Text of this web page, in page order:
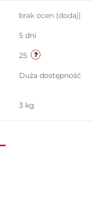
brak ocen (dodaj)
5 dni
25
Duża dostępność
3 kg